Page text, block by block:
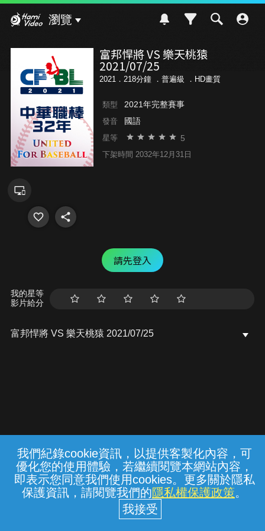
我們紀錄cookie資訊，以提供客製化內容，可
優化您的使用體驗，若繼續閱覽本網站內容，
即表示您同意我們使用cookies。更多關於隱私
保護資訊，請閱覽我們的隱私權保護政策。
瀏覽
富邦悍將 VS 樂天桃猿
2021/07/25
2021．218分鐘 ． 普遍級 ．HD畫質
類型 2021年完整賽事
發音 國語
星等 5
下架時間 2032年12月31日
請先登入
我的星等
影片給分
富邦悍將 VS 樂天桃猿 2021/07/25
常見問題 線上客服 服務條款 隱私權保護
中華電信股份有限公司個人家庭分公司
(統一編號：96979949) © 2026
{{notifyMsg}}